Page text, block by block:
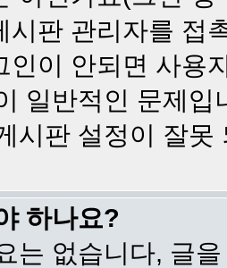
시판 관리자를 접
인이 안되면 사용
일반적인 문제
시판 설정이 잘못
하나요?
는 없습니다, 글